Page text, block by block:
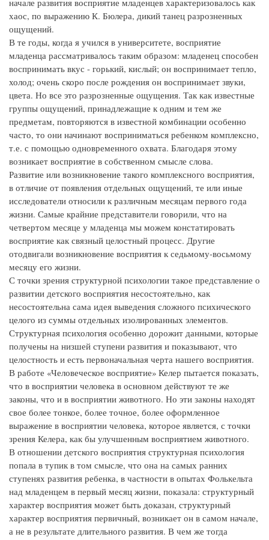
начале развития восприятие младенцев характеризовалось как
хаос, по выражению К. Бюлера, дикий танец разрозненных
ощущений.
В те годы, когда я учился в университете, восприятие
младенца рассматривалось таким образом: младенец способен
воспринимать вкус - горький, кислый; он воспринимает тепло,
холод; очень скоро после рождения он воспринимает звуки,
цвета. Но все это разрозненные ощущения. Так как известные
группы ощущений, принадлежащие к одним и тем же
предметам, повторяются в известной комбинации особенно
часто, то они начинают восприниматься ребенком комплексно,
т.е. с помощью одновременного охвата. Благодаря этому
возникает восприятие в собственном смысле слова.
Развитие или возникновение такого комплексного восприятия,
в отличие от появления отдельных ощущений, те или иные
исследователи относили к различным месяцам первого года
жизни. Самые крайние представители говорили, что на
четвертом месяце у младенца мы можем констатировать
восприятие как связный целостный процесс. Другие
отодвигали возникновение восприятия к седьмому-восьмому
месяцу его жизни.
С точки зрения структурной психологии такое представление о
развитии детского восприятия несостоятельно, как
несостоятельна сама идея выведения сложного психического
целого из суммы отдельных изолированных элементов.
Структурная психология особенно дорожит данными, которые
получены на низшей ступени развития и показывают, что
целостность и есть первоначальная черта нашего восприятия.
В работе «Человеческое восприятие» Келер пытается показать,
что в восприятии человека в основном действуют те же
законы, что и в восприятии животного. Но эти законы находят
свое более тонкое, более точное, более оформленное
выражение в восприятии человека, которое является, с точки
зрения Келера, как бы улучшенным восприятием животного.
В отношении детского восприятия структурная психология
попала в тупик в том смысле, что она на самых ранних
ступенях развития ребенка, в частности в опытах Фолькельта
над младенцем в первый месяц жизни, показала: структурный
характер восприятия может быть доказан, структурный
характер восприятия первичный, возникает он в самом начале,
а не в результате длительного развития. В чем же тогда